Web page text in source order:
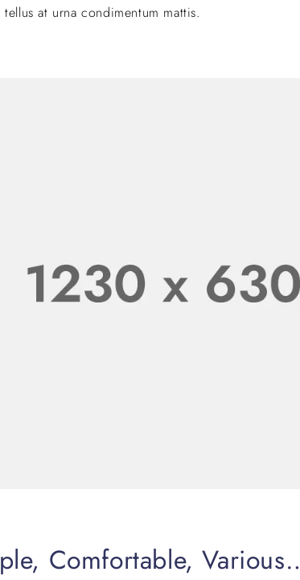
at urna condimentum mattis.
Comfortable,